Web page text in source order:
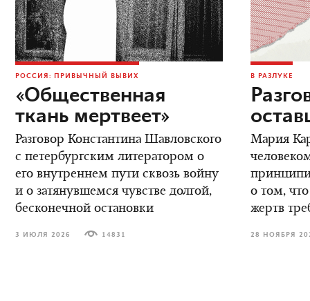
РОССИЯ: ПРИВЫЧНЫЙ ВЫВИХ
«Общественная
ткань мертвеет»
Разговор Константина Шавловского
с петербургским литератором о
его внутреннем пути сквозь войну
и о затянувшемся чувстве долгой,
бесконечной остановки
3 ИЮЛЯ 2026 14831
В РАЗЛУКЕ
Мария
о том,
жертв
28 НОЯБРЯ